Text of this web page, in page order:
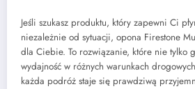
Jeśli szukasz produktu, który zapewni Ci
niezależnie od sytuacji, opona Firestone
dla Ciebie. To rozwiązanie, które nie tylko
wydajność w różnych warunkach
każda podróż staje się prawdziwą